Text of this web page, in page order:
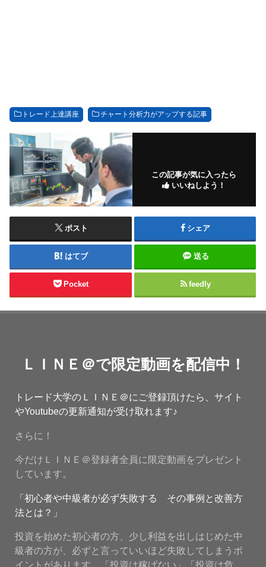
トレード上達講座 チャート分析力がアップする記事
この記事が気に入ったら
いいねしよう！
ポスト シェア
はてブ 送る
Pocket feedly
ＬＩＮＥ＠で限定動画を配信中！
トレード大学のＬＩＮＥ＠にご登録頂けたら、サイト
やYoutubeの更新通知が受け取れます♪
さらに！
今だけＬＩＮＥ＠登録者全員に限定動画をプレゼント
しています。
「初心者や中級者が必ず失敗する その事例と改善方
法とは？」
投資を始めた初心者の方、少し利益を出しはじめた中
級者の方が、必ずと言っていいほど失敗してしまうポ
イントがあります。「投資は稼げない」「投資は危